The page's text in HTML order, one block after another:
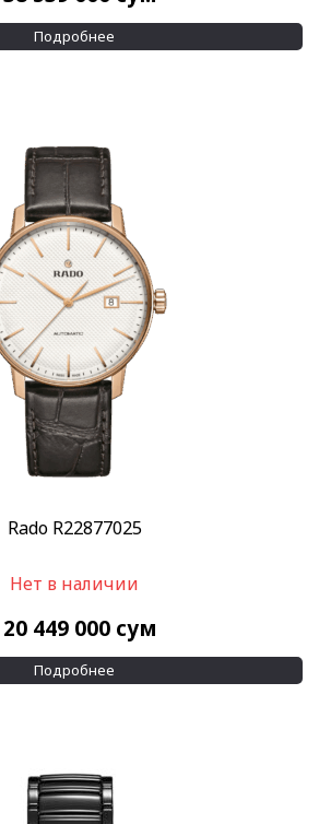
Подробнее
Rado R22877025
Нет в наличии
20 449 000 сум
Подробнее